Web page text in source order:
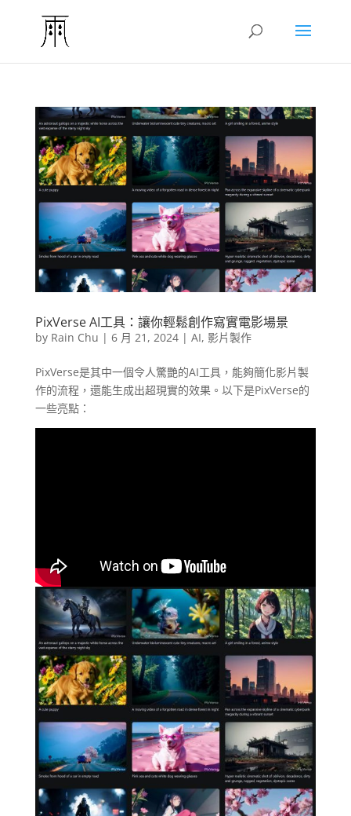
PixVerse AI工具：讓你輕鬆創作寫實電影場景
by Rain Chu | 6 月 21, 2024| AI, 影片製作
PixVerse是其中一個令人驚艷的AI工具，能夠簡化影片製
作的流程，還能生成出超現實的效果。以下是PixVerse的
一些亮點：